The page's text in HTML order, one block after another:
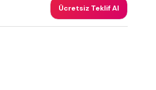
Ücretsiz Teklif Al